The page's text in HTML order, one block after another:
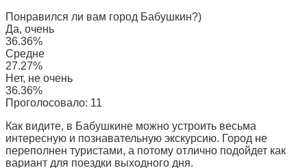
Понравился ли вам город Бабушкин?)
Да, очень
36.36%
Средне
27.27%
Нет, не очень
36.36%
Проголосовало: 11
Как видите, в Бабушкине можно устроить весьма
интересную и познавательную экскурсию. Город не
переполнен туристами, а потому отлично подойдет как
вариант для поездки выходного дня.